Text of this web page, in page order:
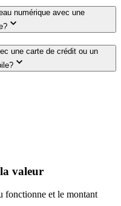
numérique avec une
une carte de crédit ou un
valeur
fonctionne et le montant